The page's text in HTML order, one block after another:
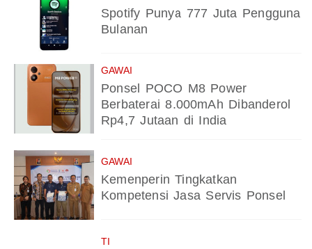
Spotify Punya 777 Juta Pengguna
Bulanan
GAWAI
Ponsel POCO M8 Power
Berbaterai 8.000mAh Dibanderol
Rp4,7 Jutaan di India
GAWAI
Kemenperin Tingkatkan
Kompetensi Jasa Servis Ponsel
TI